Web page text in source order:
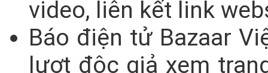
video, liên kết link
Báo điện tử Bazaar
lượt độc giả xem